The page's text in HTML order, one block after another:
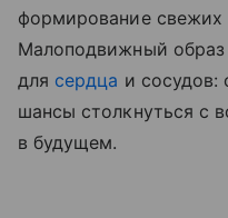
формирование свежих
Малоподвижный образ
для сердца и сосудов:
шансы столкнуться с
в будущем.